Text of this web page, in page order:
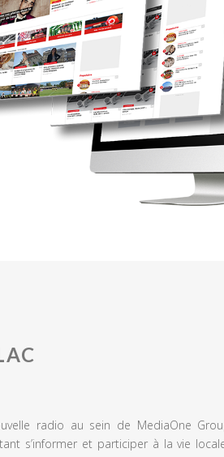
radio au sein de MediaOne
s’informer et participer à la vie